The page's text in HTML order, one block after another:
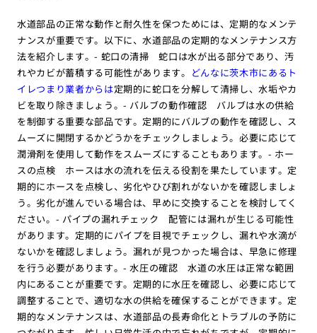
水道部品の正常な動作と耐久性を保つためには、定期的なメンテ
ナンスが重要です。以下に、水道部品の定期的なメンテナンス方
法を紹介します。- 蛇口の清掃 蛇口は水が出る部分であり、汚
れやカビが蓄積する可能性があります。 どんなに茨木市にあるト
イレつまり業者からは定期的に蛇口を分解して清掃し、水垢やカ
ビを取り除きましょう。- バルブの動作確認 バルブは水の供給
を制御する重要な部品です。定期的にバルブの動作を確認し、ス
ムーズに開閉するかどうかをチェックしましょう。必要に応じて
潤滑剤を使用して動作をスムーズにすることもあります。- ホー
スの点検 ホースは水の流れを伝える役割を果たしています。定
期的にホースを点検し、劣化やひび割れがないかを確認しましょ
う。劣化が進んでいる場合は、早めに交換することを検討してく
ださい。- パイプの漏れチェック 配管には漏れが生じる可能性
があります。定期的にパイプを目視でチェックし、漏れや水滴が
ないかを確認しましょう。漏れが見つかった場合は、早急に修理
を行う必要があります。- 水圧の確認 水道の水圧は正常な範囲
内にあることが重要です。定期的に水圧を確認し、必要に応じて
調整することで、適切な水の供給を確保することができます。定
期的なメンテナンスは、水道部品の長寿命化とトラブルの予防に